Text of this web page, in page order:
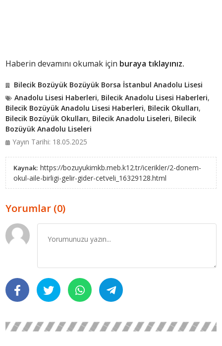
Haberin devamını okumak için buraya tıklayınız.
Bilecik Bozüyük Bozüyük Borsa İstanbul Anadolu Lisesi
Anadolu Lisesi Haberleri, Bilecik Anadolu Lisesi Haberleri,
Bilecik Bozüyük Anadolu Lisesi Haberleri, Bilecik Okulları,
Bilecik Bozüyük Okulları, Bilecik Anadolu Liseleri, Bilecik
Bozüyük Anadolu Liseleri
Yayın Tarihi: 18.05.2025
Kaynak: https://bozuyukimkb.meb.k12.tr/icerikler/2-donem-
okul-aile-birligi-gelir-gider-cetveli_16329128.html
Yorumlar (0)